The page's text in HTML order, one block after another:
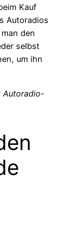
Kauf
Autoradios
den
selbst
um ihn
Autoradio-